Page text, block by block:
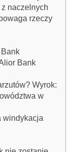
naczelnych
rzeczy
Bank
Bank
Wyrok:
w
windykacja